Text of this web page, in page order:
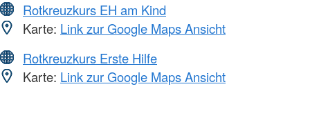
Rotkreuzkurs EH am Kind
Karte: Link zur Google Maps Ansicht
Rotkreuzkurs Erste Hilfe
Karte: Link zur Google Maps Ansicht